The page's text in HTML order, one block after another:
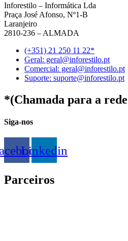
Inforestilo – Informática Lda
Praça José Afonso, Nº1-B
Laranjeiro
2810-236 – ALMADA
(+351) 21 250 11 22*
Geral: geral@inforestilo.pt
Comercial: geral@inforestilo.pt
Suporte: suporte@inforestilo.pt
*(Chamada para a
Siga-nos
Linkedin
Parceiros